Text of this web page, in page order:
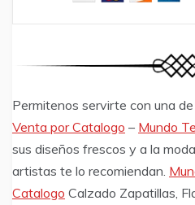
Permitenos servirte con una
Venta por Catalogo – Mundo
sus diseños frescos y a la
artistas te lo recomiendan.
Catalogo Calzado Zapatillas,